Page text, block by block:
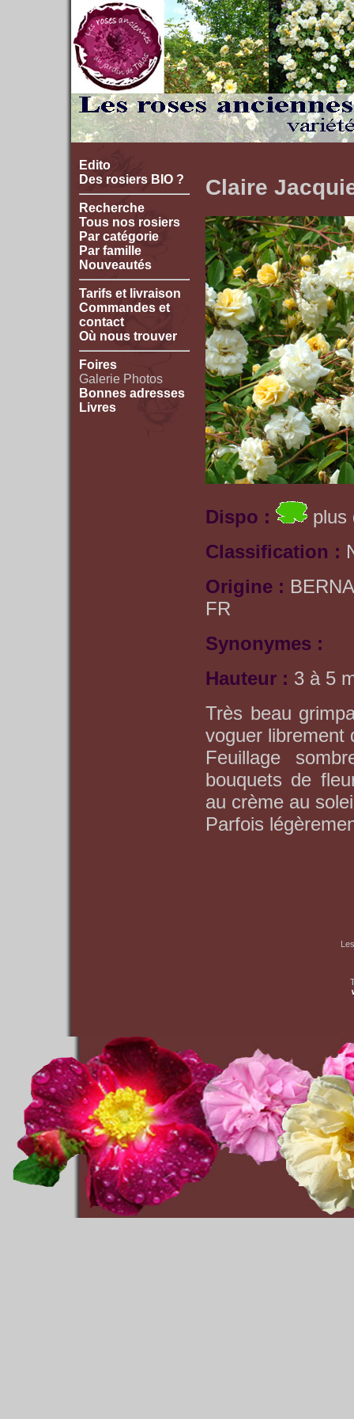
Edito
Des rosiers BIO ?
Recherche
Tous nos rosiers
Par catégorie
Par famille
Nouveautés
Tarifs et livraison
Commandes et
contact
Où nous trouver
Foires
Galerie Photos
Bonnes adresses
Livres
Claire
Dispo :
plus
Classification :
Origine :
FR
Synonymes :
Hauteur : 3 à 5
Très beau
voguer librement
Feuillage
bouquets de
au crème au
Parfois